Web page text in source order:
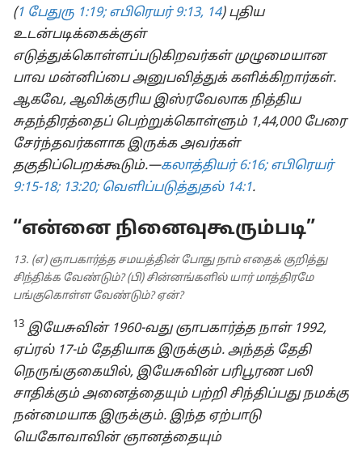
(1 பேதுரு 1:19; எபிரெயர் 9:13, 14) புதிய
உடன்படிக்கைக்குள்
எடுத்துக்கொள்ளப்படுகிறவர்கள் முழுமையான
பாவ மன்னிப்பை அனுபவித்துக் களிக்கிறார்கள்.
ஆகவே, ஆவிக்குரிய இஸ்ரவேலாக நித்திய
சுதந்திரத்தைப் பெற்றுக்கொள்ளும் 1,44,000 பேரை
சேர்ந்தவர்களாக இருக்க அவர்கள்
தகுதிப்பெறக்கூடும்.—கலாத்தியர் 6:16; எபிரெயர்
9:15-18; 13:20; வெளிப்படுத்துதல் 14:1.
“என்னை நினைவுகூரும்படி”
13. (எ) ஞாபகார்த்த சமயத்தின் போது நாம் எதைக் குறித்து
சிந்திக்க வேண்டும்? (பி) சின்னங்களில் யார் மாத்திரமே
பங்குகொள்ள வேண்டும்? ஏன்?
13 இயேசுவின் 1960-வது ஞாபகார்த்த நாள் 1992,
ஏப்ரல் 17-ம் தேதியாக இருக்கும். அந்தத் தேதி
நெருங்குகையில், இயேசுவின் பரிபூரண பலி
சாதிக்கும் அனைத்தையும் பற்றி சிந்திப்பது நமக்கு
நன்மையாக இருக்கும். இந்த ஏற்பாடு
யெகோவாவின் ஞானத்தையும்